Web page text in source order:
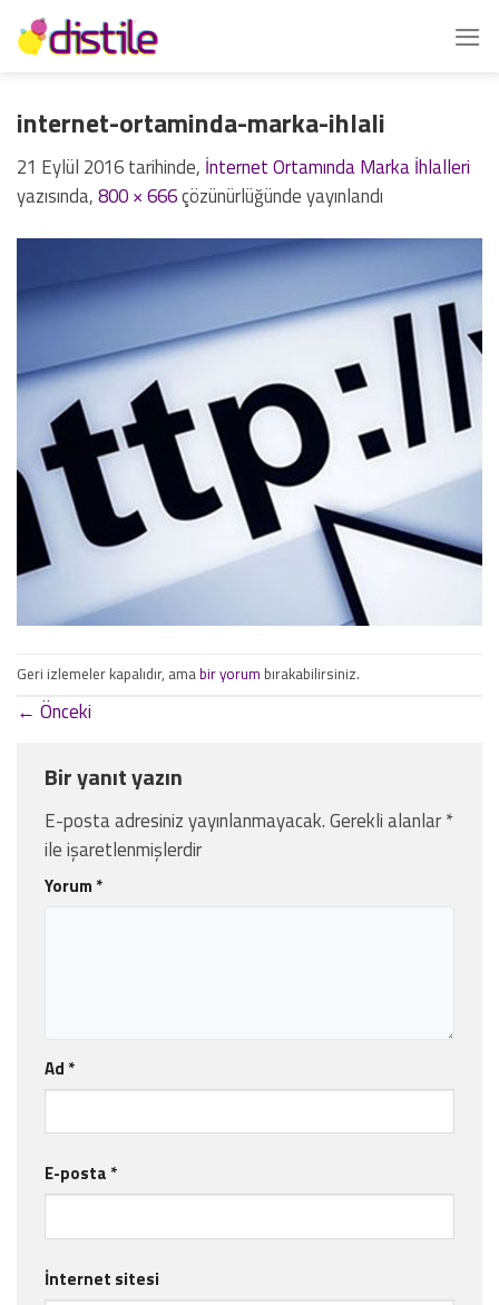
İçeriğe
atla
internet-ortaminda-marka-ihlali
21 Eylül 2016tarihinde, İnternet Ortamında Marka İhlalleri
yazısında,800 × 666çözünürlüğünde yayınlandı
Geri izlemeler kapalıdır, amabir yorum bırakabilirsiniz.
← Önceki
Bir yanıt yazın
E-posta adresiniz yayınlanmayacak.Gerekli alanlar*
ile işaretlenmişlerdir
Yorum *
Ad *
E-posta *
İnternet sitesi